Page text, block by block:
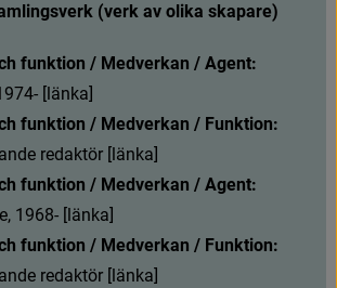
(verk av olika skapare)
funktion / Medverkan / Agent:
974- [länka]
funktion / Medverkan / Funktion:
redaktör [länka]
funktion / Medverkan / Agent:
1968- [länka]
funktion / Medverkan / Funktion:
redaktör [länka]